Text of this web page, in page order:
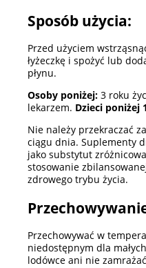
Sposób użycia:
Przed użyciem
łyżeczkę i spożyć lub
płynu.
Osoby poniżej: 3 roku
lekarzem. Dzieci poniżej
Nie należy przekraczać
ciągu dnia. Suplementy
jako substytut
stosowanie
zdrowego trybu życia.
Przechowywać w
niedostępnym dla
lodówce ani nie